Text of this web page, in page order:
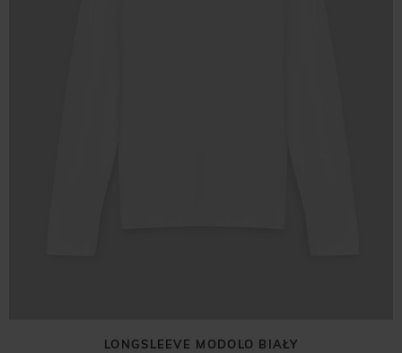
LONGSLEEVE MODOLO BIAŁY